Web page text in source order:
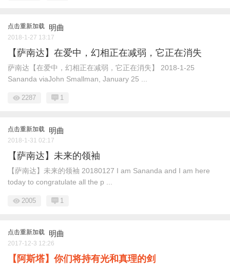
点击重新加载 明曲
2018-1-27 13:17
【萨南达】在爱中，幻相正在减弱，它正在消失
萨南达【在爱中，幻相正在减弱，它正在消失】 2018-1-25
Sananda viaJohn Smallman, January 25 ...
2287 1
点击重新加载 明曲
2018-1-31 02:17
【萨南达】未来的领袖
【萨南达】未来的领袖 20180127 I am Sananda and I am here
today to congratulate all the p ...
2005 1
点击重新加载 明曲
2017-12-3 12:26
【阿斯塔】你们将持有光和真理的剑